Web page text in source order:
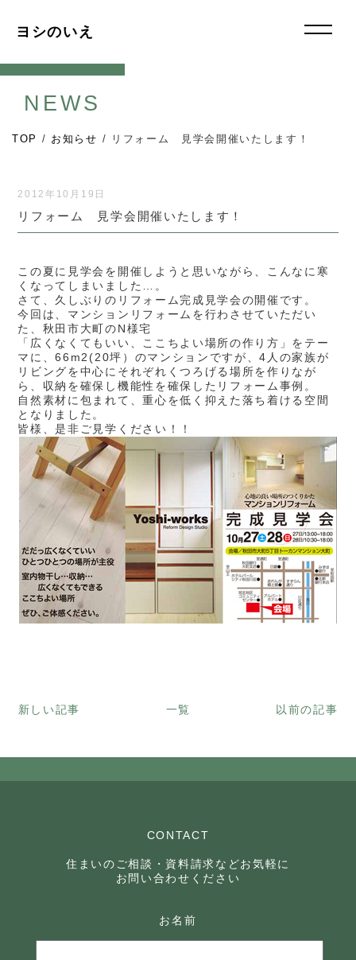
ヨシのいえ
NEWS
TOP / お知らせ / リフォーム 見学会開催いたします！
2012年10月19日
リフォーム 見学会開催いたします！
この夏に見学会を開催しようと思いながら、こんなに寒
くなってしまいました…。
さて、久しぶりのリフォーム完成見学会の開催です。
今回は、マンションリフォームを行わさせていただい
た、秋田市大町のN様宅
「広くなくてもいい、ここちよい場所の作り方」をテー
マに、66m2(20坪）のマンションですが、4人の家族が
リビングを中心にそれぞれくつろげる場所を作りなが
ら、収納を確保し機能性を確保したリフォーム事例。
自然素材に包まれて、重心を低く抑えた落ち着ける空間
となりました。
皆様、是非ご見学ください！！
新しい記事 一覧 以前の記事
CONTACT
住まいのご相談・資料請求などお気軽に
お問い合わせください
お名前